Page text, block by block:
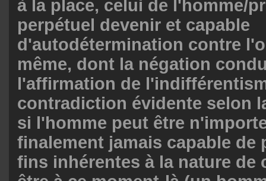
à la place, celui de l'homme/
perpétuel devenir et capable
d'autodétermination contre
même, dont la négation
l'affirmation de
contradiction évidente selon
si l'homme peut être
finalement jamais capable de
fins inhérentes à la nature de